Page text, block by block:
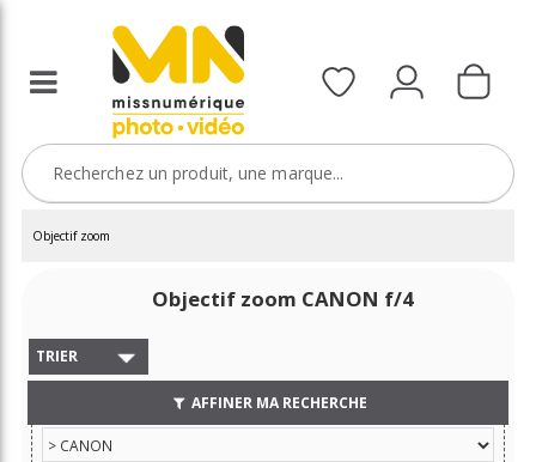
Objectif zoom
Objectif zoom CANON f/4
TRIER
AFFINER MA RECHERCHE